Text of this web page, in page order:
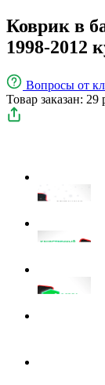
Коврик в
1998-2012
Вопросы от
Товар заказан: 29